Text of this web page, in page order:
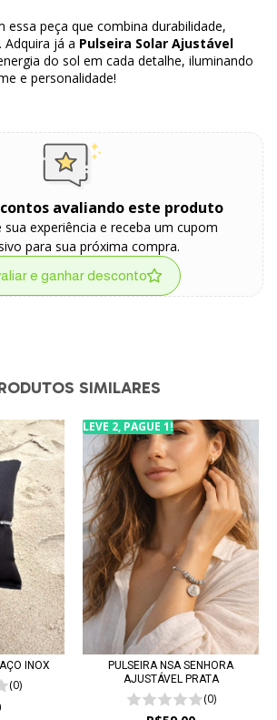
essa peça que combina durabilidade,
Adquira já a Pulseira Solar Ajustável
do sol em cada detalhe, iluminando
e personalidade!
avaliando este produto
sua experiência e receba um cupom
para sua próxima compra.
e ganhar desconto
SIMILARES
INOX
(0)
LEVE 2, PAGUE 1!
PULSEIRA NSA SENHORA
AJUSTÁVEL PRATA
(0)